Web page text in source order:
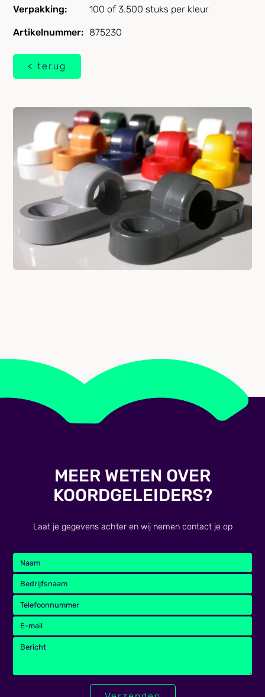
Verpakking: 100 of 3.500 stuks per kleur
Artikelnummer: 875230
< terug
MEER WETEN OVER
KOORDGELEIDERS?
Laat je gegevens achter en wij nemen contact je op